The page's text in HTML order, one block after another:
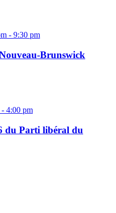
- 9:30 pm
Brunswick
- 4:00 pm
du Parti libéral du